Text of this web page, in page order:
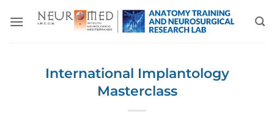
International Implantology
Masterclass